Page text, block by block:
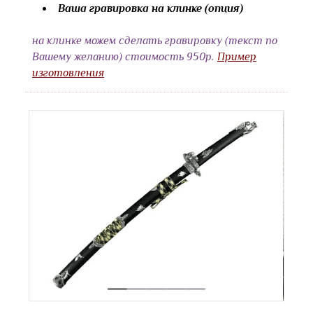
Ваша гравировка на клинке (опция)
на клинке можем сделать гравировку (текст по
Вашему желанию) стоимость 950р. Пример
изготовления